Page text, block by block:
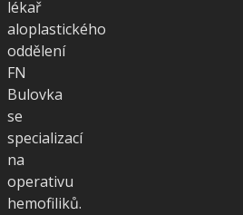
lékař
aloplastického
oddělení
FN
Bulovka
se
specializací
na
operativu
hemofiliků.